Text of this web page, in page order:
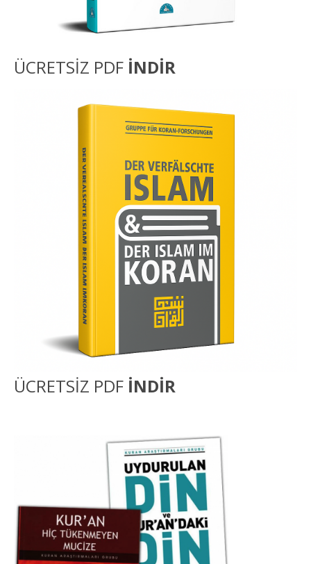
ÜCRETSİZ PDF İNDİR
ÜCRETSİZ PDF İNDİR